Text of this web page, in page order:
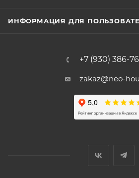
ИНФОРМАЦИЯ ДЛЯ
+7 (930) 386-
zakaz@neo-